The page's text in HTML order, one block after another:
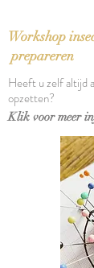
Workshop
prepareren
Heeft u zelf altijd
opzetten?
Klik voor meer